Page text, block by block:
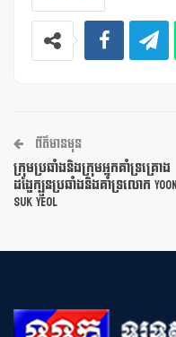
ព័ត៌មានមុន
ក្រុមប្រឆាំងនិងក្រុមអ្នកគាំទ្រគ្រោង
ដង្ហែក្បួនប្រឆាំងនិងគាំទ្រលោក Yoon
Suk Yeol